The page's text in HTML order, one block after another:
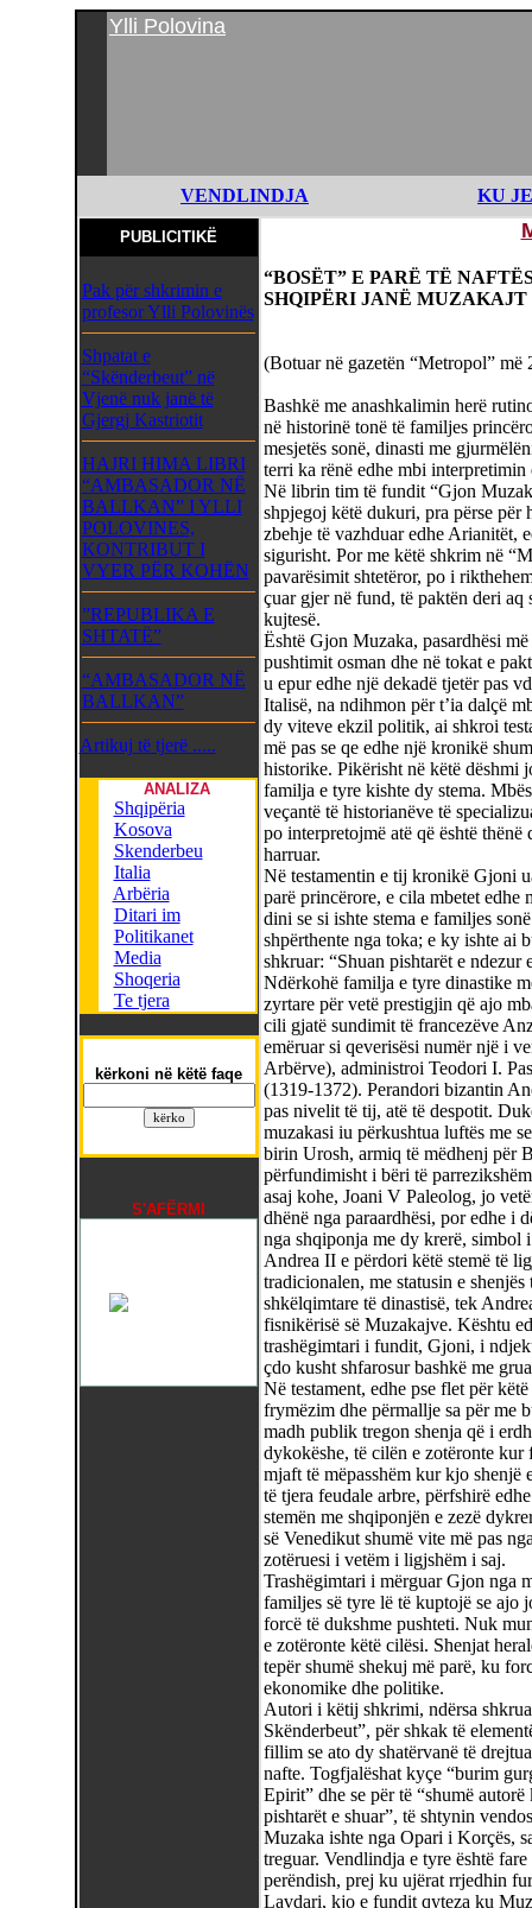
Ylli Polovina
VENDLINDJA KU
PUBLICITIKË
Pak për shkrimin e
profesor Ylli Polovinës
Shpatat e
“Skënderbeut” në
Vjenë nuk janë të
Gjergj Kastriotit
HAJRI HIMA LIBRI
“AMBASADOR NË
BALLKAN” I YLLI
POLOVINES,
KONTRIBUT I
VYER PËR KOHËN
”REPUBLIKA E
SHTATË”
“AMBASADOR NË
BALLKAN”
Artikuj të tjerë .....
ANALIZA
Shqipëria
Kosova
Skenderbeu
Italia
Arbëria
Ditari im
Politikanet
Media
Shoqeria
Te tjera
kërkoni në këtë faqe
S'AFËRMI
“BOSËT” E PARË TË
SHQIPËRI JANË MUZAKAJT
(Botuar në gazetën “Metropol” më
Bashkë me anashkalimin herë
në historinë tonë të familjes
mesjetës sonë, dinasti me
terri ka rënë edhe mbi interpretimin
Në librin tim të fundit “Gjon
shpjegoj këtë dukuri, pra përse
zbehje të vazhduar edhe Arianitët,
sigurisht. Por me këtë shkrim në
pavarësimit shtetëror, po i
çuar gjer në fund, të paktën deri aq
kujtesë.
Është Gjon Muzaka, pasardhësi
pushtimit osman dhe në tokat e
u epur edhe një dekadë tjetër pas
Italisë, na ndihmon për t’ia dalçë
dy viteve ekzil politik, ai shkroi
më pas se qe edhe një kronikë
historike. Pikërisht në këtë dëshmi
familja e tyre kishte dy stema.
veçantë të historianëve të
po interpretojmë atë që është
harruar.
Në testamentin e tij kronikë Gjoni
parë princërore, e cila mbetet edhe
dini se si ishte stema e familjes
shpërthente nga toka; e ky ishte ai
shkruar: “Shuan pishtarët e ndezur
Ndërkohë familja e tyre dinastike
zyrtare për vetë prestigjin që ajo
cili gjatë sundimit të francezëve
emëruar si qeverisësi numër një i
Arbërve), administroi Teodori I.
(1319-1372). Perandori bizantin
pas nivelit të tij, atë të despotit.
muzakasi iu përkushtua luftës me
birin Urosh, armiq të mëdhenj për
përfundimisht i bëri të
asaj kohe, Joani V Paleolog, jo
dhënë nga paraardhësi, por edhe i
nga shqiponja me dy krerë, simbol
Andrea II e përdori këtë stemë të
tradicionalen, me statusin e
shkëlqimtare të dinastisë, tek
fisnikërisë së Muzakajve. Kështu
trashëgimtari i fundit, Gjoni, i
çdo kusht shfarosur bashkë me
Në testament, edhe pse flet për
frymëzim dhe përmallje sa për me
madh publik tregon shenja që i
dykokëshe, të cilën e zotëronte kur
mjaft të mëpasshëm kur kjo
të tjera feudale arbre, përfshirë
stemën me shqiponjën e zezë
së Venedikut shumë vite më pas
zotëruesi i vetëm i ligjshëm i saj.
Trashëgimtari i mërguar Gjon nga
familjes së tyre lë të kuptojë se ajo
forcë të dukshme pushteti. Nuk
e zotëronte këtë cilësi. Shenjat
tepër shumë shekuj më parë, ku
ekonomike dhe politike.
Autori i këtij shkrimi, ndërsa
Skënderbeut”, për shkak të
fillim se ato dy shatërvanë të
nafte. Togfjalëshat kyçe “burim
Epirit” dhe se për të “shumë
pishtarët e shuar”, të shtynin
Muzaka ishte nga Opari i Korçës,
treguar. Vendlindja e tyre është
perëndish, prej ku ujërat rrjedhin
Lavdari, kjo e fundit qyteza ku